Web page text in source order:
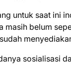
untuk saat ini
masih belum
sosialisasi